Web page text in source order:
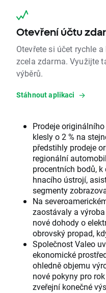
Otevření účtu
Otevřete si účet rychle
zcela zdarma. Využijte
výběrů.
Stáhnout aplikaci
Prodeje
klesly o 2 % na
předstihly prodeje
regionální
procentních bodů,
hnacího ústrojí,
segmenty
Na
zaostávaly a
nové dohody o
obrovský propad,
Společnost Valeo
ekonomické
ohledně objemu
nové pokyny pro
zveřejní konečné